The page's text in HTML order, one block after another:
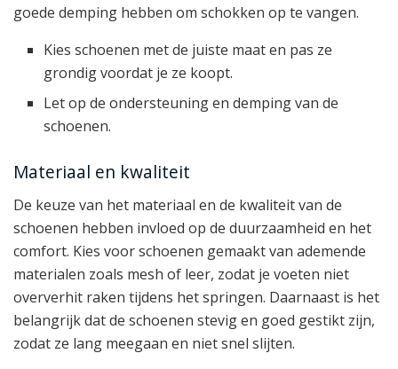
goede demping hebben om schokken op te vangen.
Kies schoenen met de juiste maat en pas ze
grondig voordat je ze koopt.
Let op de ondersteuning en demping van de
schoenen.
Materiaal en kwaliteit
De keuze van het materiaal en de kwaliteit van de
schoenen hebben invloed op de duurzaamheid en het
comfort. Kies voor schoenen gemaakt van ademende
materialen zoals mesh of leer, zodat je voeten niet
oververhit raken tijdens het springen. Daarnaast is het
belangrijk dat de schoenen stevig en goed gestikt zijn,
zodat ze lang meegaan en niet snel slijten.